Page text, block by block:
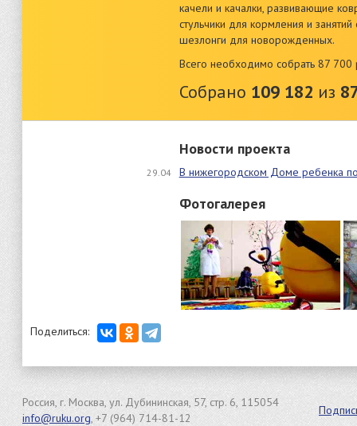
качели и качалки, развивающие
стульчики для кормления и
шезлонги для новорожденных.
Всего необходимо собрать 87
Собрано 109 182 из
Новости проекта
29.04 В нижегородском Доме ребенка
Фотогалерея
Поделиться:
Россия, г. Москва, ул. Дубининская, 57, стр. 6, 115054
info@ruku.org, +7 (964) 714-81-12